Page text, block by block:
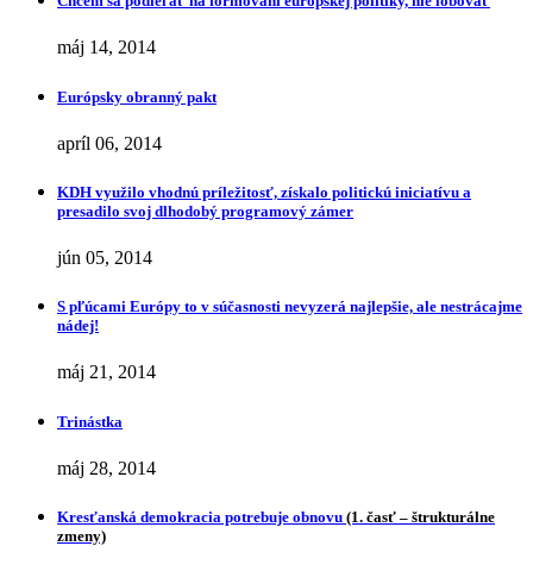
máj 14, 2014
Európsky obranný pakt
apríl 06, 2014
KDH využilo vhodnú príležitosť, získalo politickú iniciatívu a
presadilo svoj dlhodobý programový zámer
jún 05, 2014
S pľúcami Európy to v súčasnosti nevyzerá najlepšie, ale nestrácajme
nádej!
máj 21, 2014
Trinástka
máj 28, 2014
Kresťanská demokracia potrebuje obnovu (1. časť – štrukturálne
zmeny)